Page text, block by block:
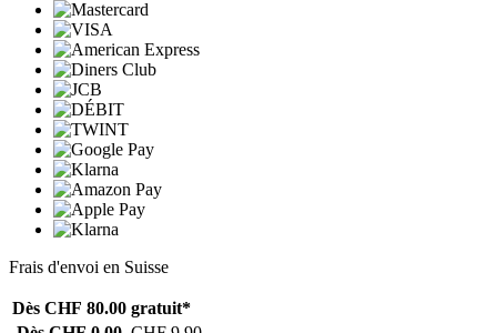
Frais d'envoi en Suisse
Dès CHF 80.00 gratuit*